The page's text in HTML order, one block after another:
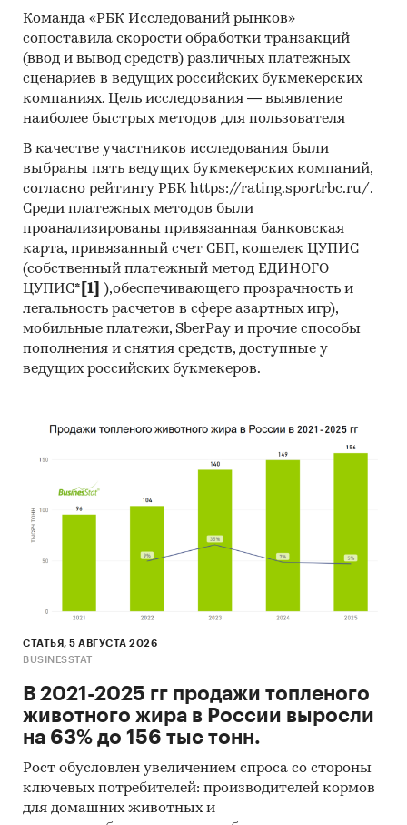
TRADING CO., LTD
В разделе `Экспорт` рассмотрены российские
экспортеры:
ООО `АРТГЕО`
Выдержки из исследования:
- Российский рынок квадрокоптеров в
последние годы показывает положительный
тренд.
- Сальдо торгового баланса было
отрицательное и составляло 41,2 тыс.шт.
- Лидером по импортным поставкам в 2024 г.
является Китай (более 99%), ведущий
поставщик квадрокоптеров - LOTOS CO., LTD
- В импорте наибольшую долю занимает
сегмент low-priced с долей 63,1%, основные
поставки сегмента из стран: Китай, Гонконг,
Вьетнам, Швейцария.
- В 2024 г. 100% продукции российских
экспортеров покупает Китай, крупнейший
покупатель - TECHNOLOGY CO., LTD
Данные игроков ВЭД:
Также в исследовании представлена
- Рейтинг крупнейших российских импортеров
и зарубежных поставщиков
- Рейтинг ведущих российских экспортеров и
зарубежных покупателей
Единицы измерения:
Количественные показатели в отчете
рассчитаны в шт, стоимостные - в долларах и
рублях
География исследования:
Команда «РБК Исследований рынков»
сопоставила скорости обработки транзакций
(ввод и вывод средств) различных платежных
сценариев в ведущих российских букмекерских
компаниях. Цель исследования — выявление
наиболее быстрых методов для пользователя
В качестве участников исследования были
выбраны пять ведущих букмекерских компаний,
согласно рейтингу РБК https://rating.sportrbc.ru/.
Среди платежных методов были
проанализированы привязанная банковская
карта, привязанный счет СБП, кошелек ЦУПИС
(собственный платежный метод ЕДИНОГО
ЦУПИС* [1]
),обеспечивающего прозрачность и
легальность расчетов в сфере азартных игр),
мобильные платежи, SberPay и прочие способы
пополнения и снятия средств, доступные у
ведущих российских букмекеров.
СТАТЬЯ, 5 АВГУСТА 2026
BUSINESSTAT
В 2021-2025 гг продажи топленого
животного жира в России выросли
на 63% до 156 тыс тонн.
Рост обусловлен увеличением спроса со стороны
ключевых потребителей: производителей кормов
для домашних животных и